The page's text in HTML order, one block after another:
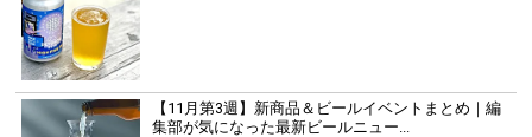
【11月第3週】新商品＆ビールイベントまとめ｜編
集部が気になった最新ビールニュー...